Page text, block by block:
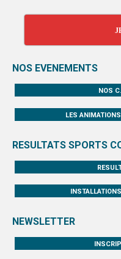
NOS EVENEMENTS
NOS
LES
RESULTATS SPORTS
NEWSLETTER